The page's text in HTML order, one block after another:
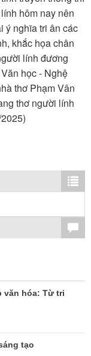
hôm nay nên
ý nghĩa tri ân các
khắc họa chân
lính đương
học - Nghệ
thơ Phạm Vân
thơ người lính
văn hóa: Từ tri
tạo